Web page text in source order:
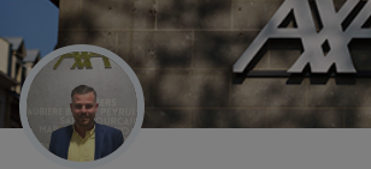
au
pied
de
page